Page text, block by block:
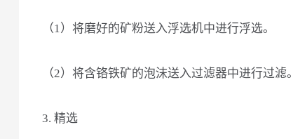
（1）将磨好的矿粉送入浮选机中进行浮选。
（2）将含铬铁矿的泡沫送入过滤器中进行过滤。
3. 精选